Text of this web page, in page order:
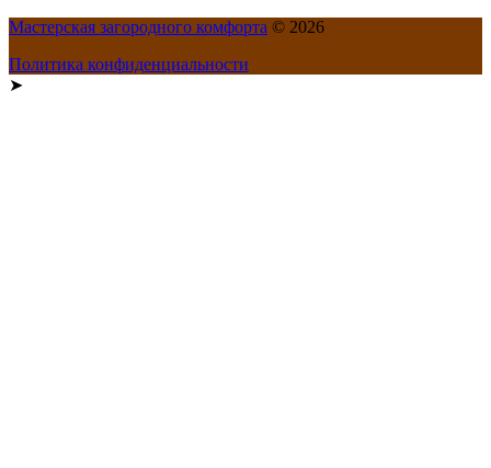
Мастерская загородного комфорта © 2026
Политика конфиденциальности
➤